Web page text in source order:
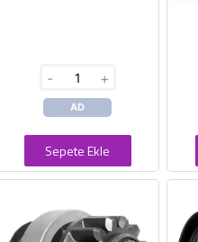
- +
AD
Sepete Ekle